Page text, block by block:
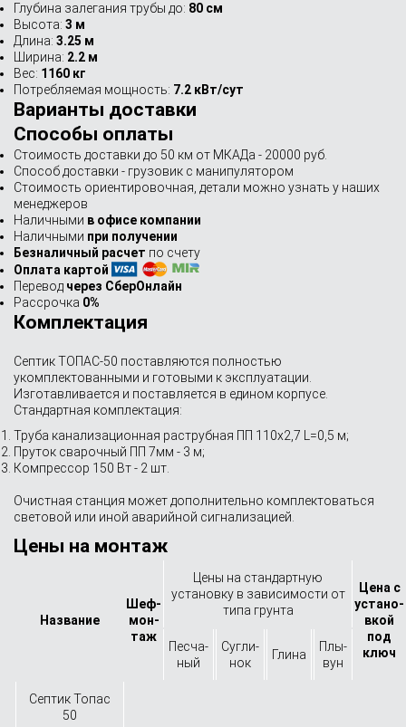
Глубина залегания трубы до: 80 см
Высота: 3 м
Длина: 3.25 м
Ширина: 2.2 м
Вес: 1160 кг
Потребляемая мощность: 7.2 кВт/сут
Варианты доставки
Способы оплаты
Стоимость доставки до 50 км от МКАДа - 20000 руб.
Способ доставки - грузовик с манипулятором
Стоимость ориентировочная, детали можно узнать у наших
менеджеров
Наличными в офисе компании
Наличными при получении
Безналичный расчет по счету
Оплата картой
Перевод через СберОнлайн
Рассрочка 0%
Комплектация
Септик ТОПАС-50 поставляются полностью
укомплектованными и готовыми к эксплуатации.
Изготавливается и поставляется в едином корпусе.
Стандартная комплектация:
Труба канализационная раструбная ПП 110х2,7 L=0,5 м;
Пруток сварочный ПП 7мм - 3 м;
Компрессор 150 Вт - 2 шт.
Очистная станция может дополнительно комплектоваться
световой или иной аварийной сигнализацией.
Цены на монтаж
Назва­ние
Шеф-
мон­
таж
Цены на стандартную
установку в зависимости от
типа грунта
Цена с
устано­
вкой
под
ключ
Песча­
ный
Сугли­
нок
Глина
Плы­
вун
Септик Топас
50